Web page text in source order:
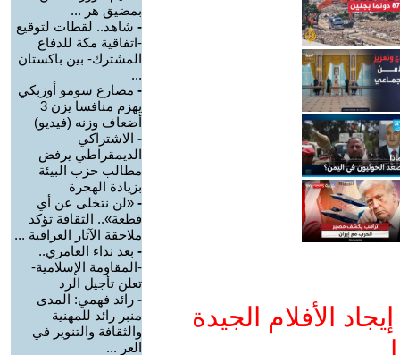
الأفلام الجيدة
بمضيق هر ...
- شاهد.. لقطات لتوقيع
-اتفاقية مكة للدفاع
المشترك- بين باكستان
...
- مصارع سومو أوزبكي
يهزم منافسا يزن 3
أضعاف وزنه (فيديو)
- الاشتراكي
الديمقراطي يرفض
مطالب حزب البيئة
بزيادة الهجرة
- «لن نتخلى عن أي
قطعة».. الثقافة تؤكد
ملاحقة الآثار العراقية ...
- بعد نداء العامري..
-المقاومة الإسلامية-
تعلن تأجيل الرد
- رائد فهمي: المدى
منبر رائد للمهنية
والثقافة والتنوير في
العر ...